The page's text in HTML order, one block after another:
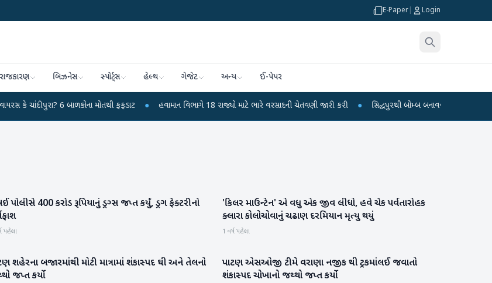
E-Paper Login
રાજકારણ બિઝનેસ સ્પોર્ટ્સ હેલ્થ ગેજેટ અન્ય ઈ-પેપર
6 બાળકોના મોતથી ફફડાટ ● હવામાન વિભાગે 18 રાજ્યો માટે ભારે વરસાદની ચેતવણી જારી કરી ● સિદ્ધપુરથી બોમ્બ બનાવવાની સામગ્રી સાથે જૈશના 5
રાષ્ટ્રીયપોલીસે 400 કરોડ રૂપિયાનું ડ્રગ્સ જપ્ત કર્યું, ડ્રગ ફેક્ટરીનો
પહેલા
રાષ્ટ્રીય
'કિલર માઉન્ટેન' એ વધુ એક જીવ લીધો, હવે ચેક પર્વતારોહક
ક્લારા કોલોચોવાનું ચઢાણ દરમિયાન મૃત્યુ થયું
1 વર્ષ પહેલા
પાટણશહેરના બજારમાંથી મોટી માત્રામાં શંકાસ્પદ ઘી અને તેલનો
જપ્ત કર્યો
પાટણ
પાટણ એસઓજી ટીમે વરાણા નજીક થી ટ્રકમાંલઈ જવાતો
શંકાસ્પદ ચોખાનો જથ્થો જપ્ત કર્યો